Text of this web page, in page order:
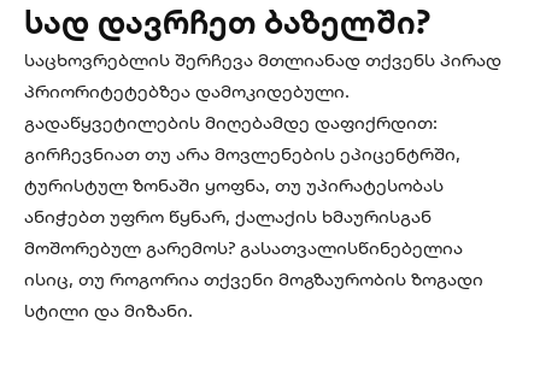
სად დავრჩეთ ბაზელში?
საცხოვრებლის შერჩევა მთლიანად თქვენს პირად
პრიორიტეტებზეა დამოკიდებული.
გადაწყვეტილების მიღებამდე დაფიქრდით:
გირჩევნიათ თუ არა მოვლენების ეპიცენტრში,
ტურისტულ ზონაში ყოფნა, თუ უპირატესობას
ანიჭებთ უფრო წყნარ, ქალაქის ხმაურისგან
მოშორებულ გარემოს? გასათვალისწინებელია
ისიც, თუ როგორია თქვენი მოგზაურობის ზოგადი
სტილი და მიზანი.